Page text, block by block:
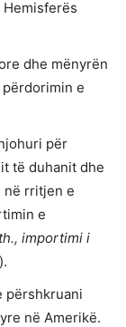
dhe mënyrën
e
për
të duhanit dhe
në rritjen e
e
importimi i
).
përshkruani
në Amerikë.